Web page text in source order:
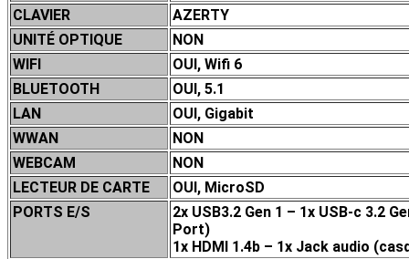
CLAVIER
AZERTY
UNITÉ OPTIQUE
NON
WIFI
OUI, Wifi 6
BLUETOOTH
OUI, 5.1
LAN
OUI, Gigabit
WWAN
NON
WEBCAM
NON
LECTEUR DE CARTE
OUI, MicroSD
PORTS E/S
2x USB3.2 Gen 1 – 1x USB-c 3.2
Port)
1x HDMI 1.4b – 1x Jack audio